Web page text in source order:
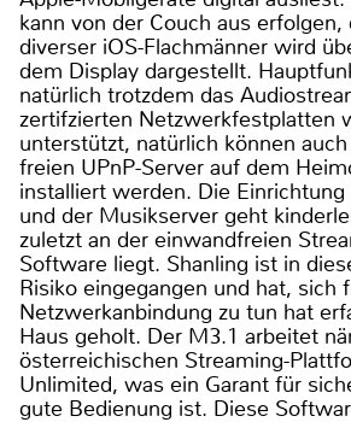
kann von der Couch aus
diverser iOS-Flachmänner wird
dem Display dargestellt.
natürlich trotzdem das
zertifzierten Netzwerkfestplatten
unterstützt, natürlich können
freien UPnP-Server auf dem
installiert werden. Die
und der Musikserver geht
zuletzt an der einwandfreien
Software liegt. Shanling ist in
Risiko eingegangen und hat, sich
Netzwerkanbindung zu tun hat
Haus geholt. Der M3.1 arbeitet
österreichischen Streaming-
Unlimited, was ein Garant für
gute Bedienung ist. Diese